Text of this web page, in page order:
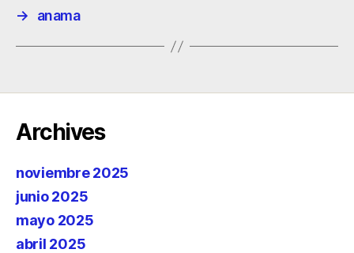
→
anama
Archives
noviembre 2025
junio 2025
mayo 2025
abril 2025